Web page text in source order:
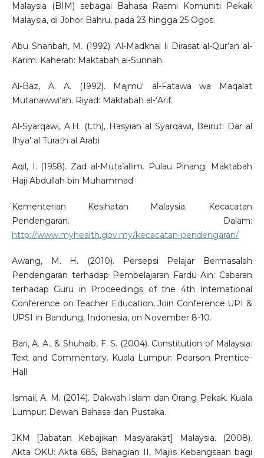
Malaysia (BIM) sebagai Bahasa Rasmi Komuniti Pekak
Malaysia, di Johor Bahru, pada 23 hingga 25 Ogos.
Abu Shahbah, M. (1992). Al-Madkhal li Dirasat al-Qur’an al-
Karim. Kaherah: Maktabah al-Sunnah.
Al-Baz, A. A. (1992). Majmuʻ al-Fatawa wa Maqalat
Mutanawwiʻah. Riyad: Maktabah al-ʻArif.
Al-Syarqawi, A.H. (t.th), Hasyiah al Syarqawi, Beirut: Dar al
Ihya’ al Turath al Arabi
Aqil, I. (1958). Zad al-Muta’allim. Pulau Pinang: Maktabah
Haji Abdullah bin Muhammad
Kementerian Kesihatan Malaysia. Kecacatan
Pendengaran. Dalam:
http://www.myhealth.gov.my/kecacatan-pendengaran/
Awang, M. H. (2010). Persepsi Pelajar Bermasalah
Pendengaran terhadap Pembelajaran Fardu Ain: Cabaran
terhadap Guru in Proceedings of the 4th International
Conference on Teacher Education, Join Conference UPI &
UPSI in Bandung, Indonesia, on November 8-10.
Bari, A. A., & Shuhaib, F. S. (2004). Constitution of Malaysia:
Text and Commentary. Kuala Lumpur: Pearson Prentice-
Hall.
Ismail, A. M. (2014). Dakwah Islam dan Orang Pekak. Kuala
Lumpur: Dewan Bahasa dan Pustaka.
JKM [Jabatan Kebajikan Masyarakat] Malaysia. (2008).
Akta OKU: Akta 685, Bahagian II, Majlis Kebangsaan bagi